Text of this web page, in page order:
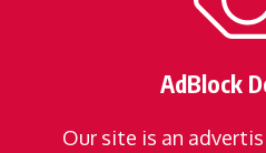
AdBlock
Our site is an